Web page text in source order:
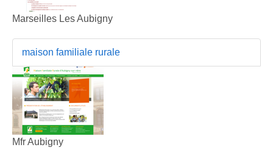
Marseilles Les Aubigny
maison familiale rurale
Mfr Aubigny